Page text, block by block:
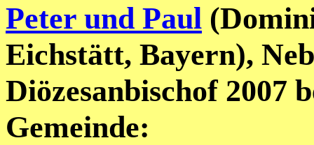
Peter und Paul
Eichstätt, Bayern),
Diözesanbischof 2007
Gemeinde: